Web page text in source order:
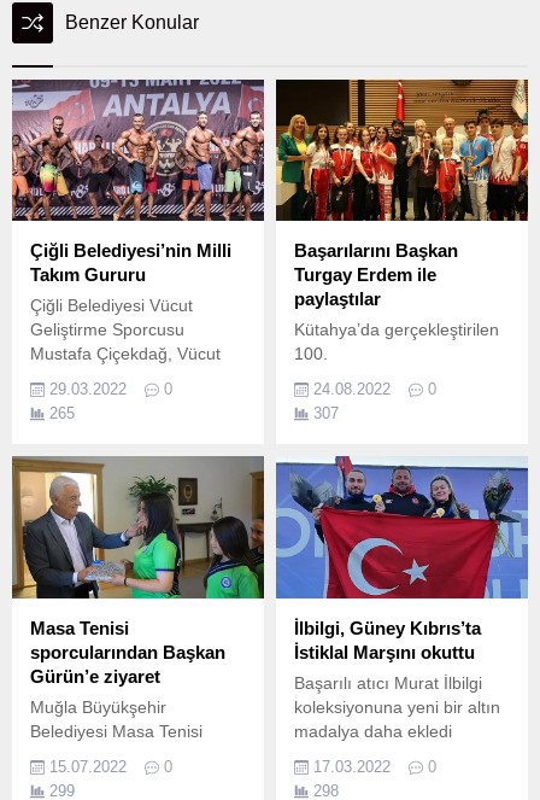
Benzer Konular
Çiğli Belediyesi’nin Milli
Takım Gururu
Çiğli Belediyesi Vücut
Geliştirme Sporcusu
Mustafa Çiçekdağ, Vücut
seçmelerinde ilk iki sırada
yer alarak ülkemizi
Avrupa Şampiyonası’nda
temsil etme hakkını elde
etti.
29.03.2022
0
265
Başarılarını Başkan
Turgay Erdem ile
paylaştılar
Kütahya’da gerçekleştirilen
100.
24.08.2022
0
307
Masa Tenisi
sporcularından Başkan
Gürün’e ziyaret
Muğla Büyükşehir
Belediyesi Masa Tenisi
Büyükşehir Belediye
15.07.2022
0
299
İlbilgi, Güney Kıbrıs’ta
İstiklal Marşını okuttu
Başarılı atıcı Murat İlbilgi
koleksiyonuna yeni bir altın
madalya daha ekledi
Kağıtspor’un alt yapısından
17.03.2022
0
298